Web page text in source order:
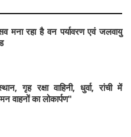
मना रहा है वन पर्यावरण एवं जलवायु
गृह रक्षा वाहिनी, धुर्वा, रांची में
वाहनों का लोकार्पण"